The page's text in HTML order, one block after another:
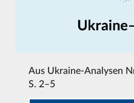
Aus Ukraine-Analysen
S. 2–5